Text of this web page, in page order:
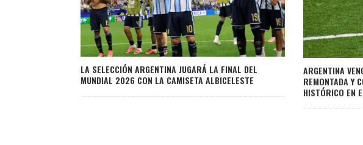
LA SELECCIÓN ARGENTINA JUGARÁ LA FINAL DEL
MUNDIAL 2026 CON LA CAMISETA ALBICELESTE
ARGENTINA
REMONTADA Y
HISTÓRICO EN